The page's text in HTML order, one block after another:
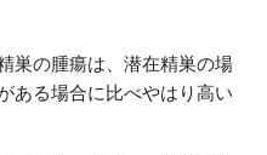
巣の腫瘍は、潜在精巣の場
ある場合に比べやはり高い